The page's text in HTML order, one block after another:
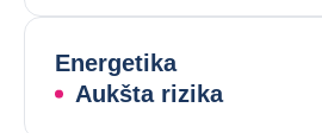
Energetika
Aukšta rizika